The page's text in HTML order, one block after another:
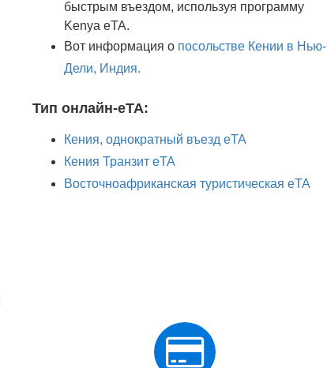
быстрым въездом, используя программу
Kenya eTA.
Вот информация о посольстве Кении в Нью-
Дели, Индия.
Тип онлайн-eTA:
Кения, однократный въезд eTA
Кения Транзит eTA
Восточноафриканская туристическая eTA